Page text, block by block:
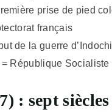
prise de pied
français
de la guerre
République Socialiste
: sept